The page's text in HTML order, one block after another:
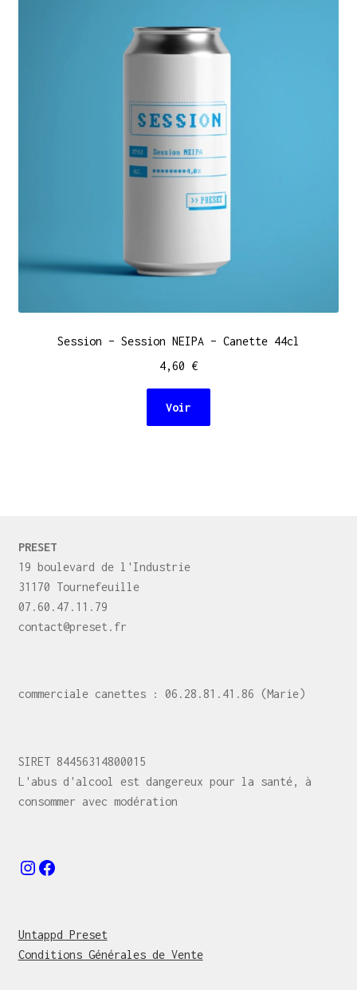
Session – Session NEIPA – Canette 44cl
4,60 €
Voir
PRESET
19 boulevard de l'Industrie
31170 Tournefeuille
07.60.47.11.79
contact@preset.fr
commerciale canettes : 06.28.81.41.86 (Marie)
SIRET 84456314800015
L'abus d'alcool est dangereux pour la santé, à
consommer avec modération
Instagram
Facebook
Untappd Preset
Conditions Générales de Vente